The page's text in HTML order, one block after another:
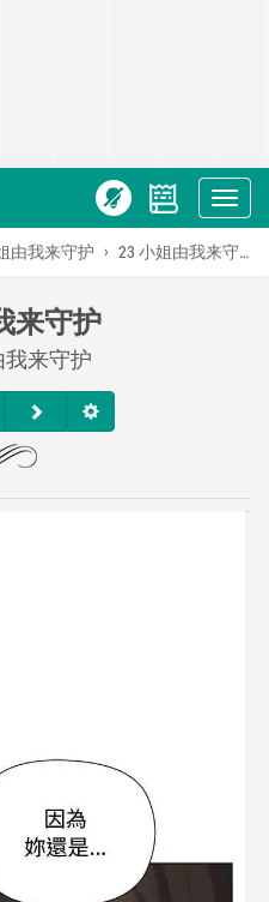
Show
menu
由我来守护 23 小姐由我来守护
来守护
来守护